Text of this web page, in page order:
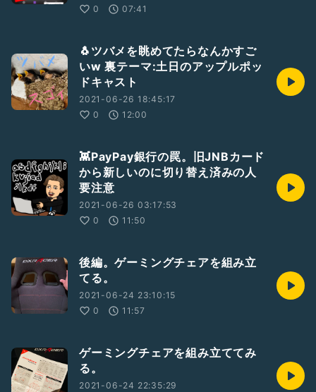
0
07:41
🐧ツバメを眺めてたらなんかすご
いw 裏テーマ:土日のアップルポッ
ドキャスト
2021-06-26 18:45:17
0
12:00
👾PayPay銀行の罠。旧JNBカード
から新しいのに切り替え済みの人
要注意
2021-06-26 03:17:53
0
11:50
後編。ゲーミングチェアを組み立
てる。
2021-06-24 23:10:15
0
11:57
ゲーミングチェアを組み立ててみ
る。
2021-06-24 22:35:29